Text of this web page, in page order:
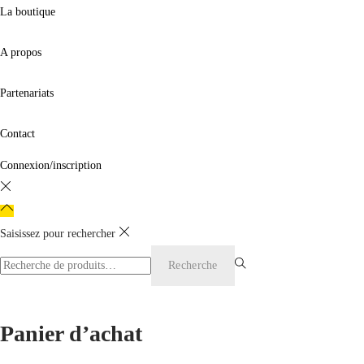
La boutique
A propos
Partenariats
Contact
Connexion/inscription
Saisissez pour rechercher
Rechercher
pour :>
Recherche
Panier d’achat